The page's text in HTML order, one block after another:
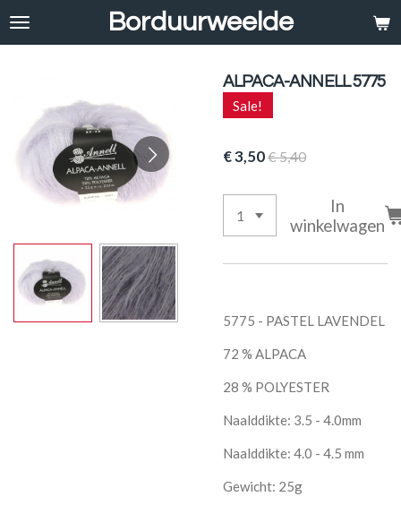
Ga
Borduurweelde
ALPACA-ANNELL 5775
Sale!
€ 3,50€ 5,40
In
winkelwagen
5775 - PASTEL LAVENDEL
72 % ALPACA
28 % POLYESTER
Naalddikte: 3.5 - 4.0mm
Naalddikte: 4.0 - 4.5 mm
Gewicht: 25g